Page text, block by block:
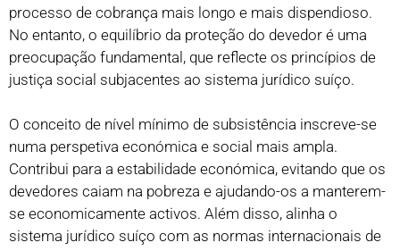
processo de cobrança mais longo e mais dispendioso.
No entanto, o equilíbrio da proteção do devedor é uma
preocupação fundamental, que reflecte os princípios de
justiça social subjacentes ao sistema jurídico suíço.
O conceito de nível mínimo de subsistência inscreve-se
numa perspetiva económica e social mais ampla.
Contribui para a estabilidade económica, evitando que os
devedores caiam na pobreza e ajudando-os a manterem-
se economicamente activos. Além disso, alinha o
sistema jurídico suíço com as normas internacionais de